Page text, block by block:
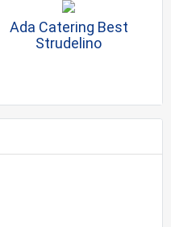
Ada Catering Best
Strudelino